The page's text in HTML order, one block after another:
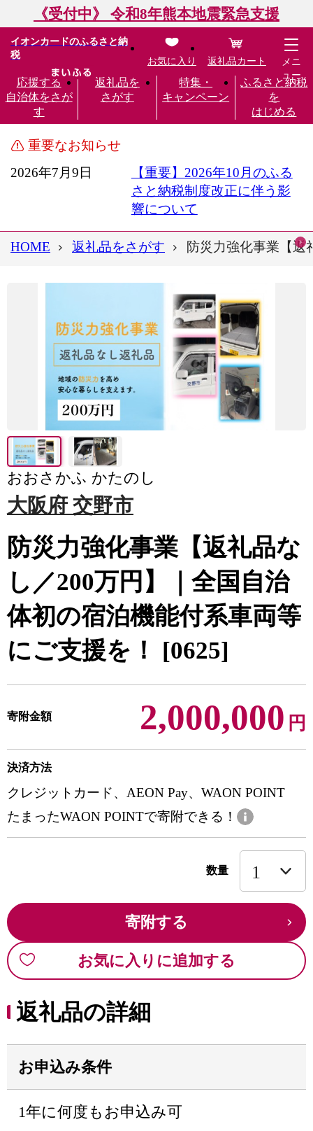
《受付中》 令和8年熊本地震緊急支援
イオンカードのふるさと納
税
応援する
自治体をさが
す
返礼品を
さがす
特集・
キャンペーン
ふるさと納税
を
はじめる
お気に入り 返礼品カート
メニ
ュー
重要なお知らせ
2026年7月9日
【重要】2026年10月のふる
さと納税制度改正に伴う影
響について
HOME 返礼品をさがす 防災力強化事業【返
おおさかふ かたのし
大阪府 交野市
防災力強化事業【返礼品な
し／200万円】｜全国自治
体初の宿泊機能付系車両等
にご支援を！ [0625]
寄附金額 2,000,000 円
決済方法
クレジットカード、AEON Pay、WAON POINT
たまったWAON POINTで寄附できる！
数量
寄附する
お気に入りに追加する
返礼品の詳細
お申込み条件
1年に何度もお申込み可